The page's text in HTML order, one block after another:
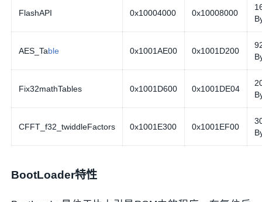
FlashAPI 0x10004000 0x10008000
AES_Table 0x1001AE00 0x1001D200
Fix32mathTables 0x1001D600 0x1001DE04
CFFT_f32_twiddleFactors 0x1001E300 0x1001EF00
BootLoader特性